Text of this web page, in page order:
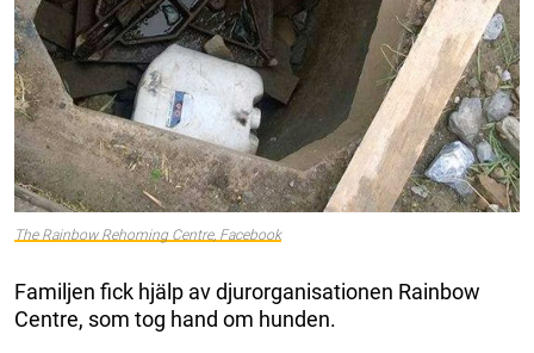
The Rainbow Rehoming Centre, Facebook
Familjen fick hjälp av djurorganisationen Rainbow
Centre, som tog hand om hunden.